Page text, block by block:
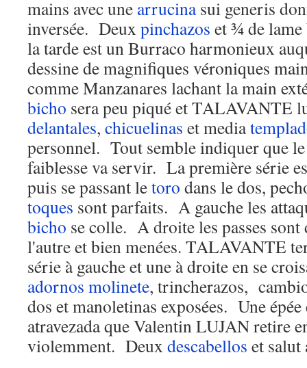
mains avec une arrucinasui generis
inversée. Deux pinchazos et ¾ de
la tarde est un Burraco harmonieux
dessine de magnifiques véroniques
comme Manzanares lachant la main
bicho sera peu piqué et TALAVANTE
delantales, chicuelinas et media
personnel. Tout semble indiquer que
faiblesse va servir. La première série
puis se passant letoro dans le dos,
toques sont parfaits. A gauche les
bicho se colle. A droite les passes sont
l'autre et bien menées. TALAVANTE
série à gauche et une à droite en se
adornos molinete, trincherazos,
dos et manoletinas exposées. Une
atravezada que Valentin LUJAN retire
violemment. Deux descabellos et salut